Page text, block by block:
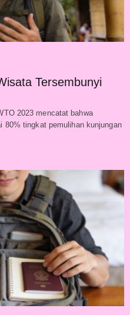
Tersembunyi
2023 mencatat bahwa
80% tingkat pemulihan kunjungan